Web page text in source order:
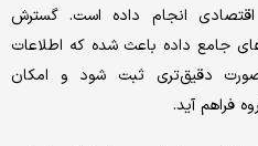
انجام داده است. گسترش
جامع داده باعث شده که اطلاعات
دقیق‌تری ثبت شود و امکان
فراهم آید.